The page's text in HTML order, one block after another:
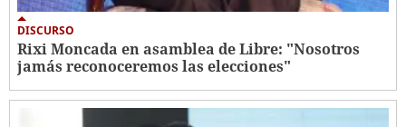
DISCURSO
Rixi Moncada en asamblea de Libre: "Nosotros
jamás reconoceremos las elecciones"